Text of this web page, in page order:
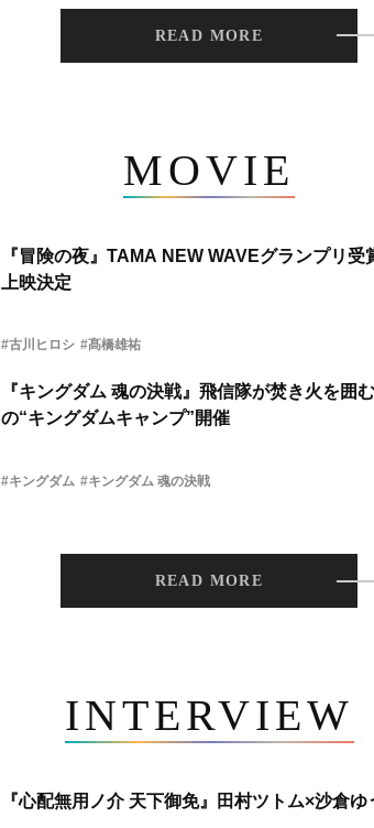
READ MORE
MOVIE
『冒険の夜』TAMA NEW WAVEグランプリ
上映決定
#古川ヒロシ #髙橋雄祐
『キングダム 魂の決戦』飛信隊が焚き火を囲
の“キングダムキャンプ”開催
#キングダム #キングダム 魂の決戦
READ MORE
INTERVIEW
『心配無用ノ介 天下御免』田村ツトム×沙倉